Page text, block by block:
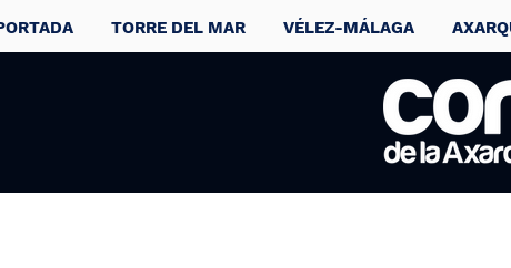
TORRE DEL MAR VÉLEZ-MÁLAGA